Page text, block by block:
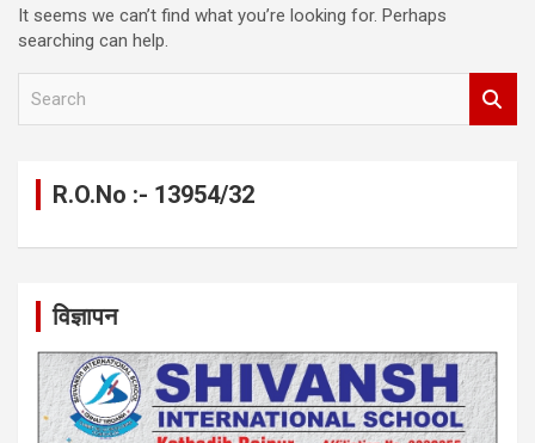
It seems we can’t find what you’re looking for. Perhaps
searching can help.
R.O.No :- 13954/32
विज्ञापन